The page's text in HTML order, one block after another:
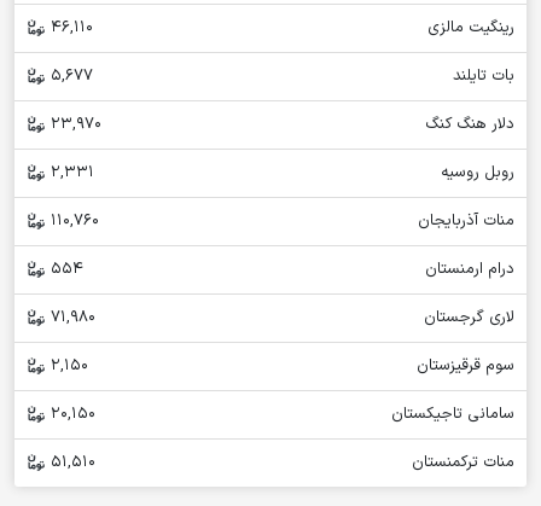
رینگیت مالزی
46,110
بات تایلند
5,677
دلار هنگ کنگ
23,970
روبل روسیه
2,331
منات آذربایجان
110,760
درام ارمنستان
554
لاری گرجستان
71,980
سوم قرقیزستان
2,150
سامانی تاجیکستان
20,150
منات ترکمنستان
51,510